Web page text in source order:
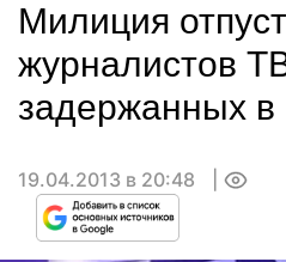
Милиция
журналистов
задержанных
19.04.2013 в 20:48